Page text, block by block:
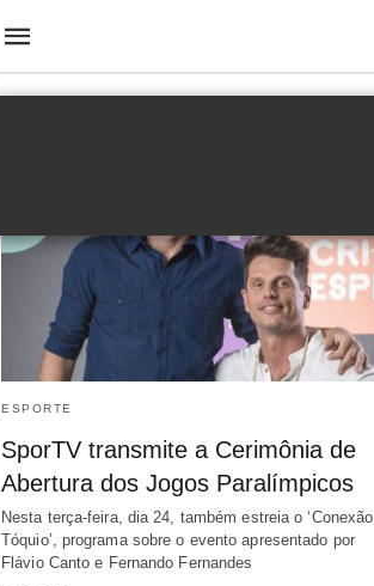
ESPORTE
SporTV transmite a Cerimônia de
Abertura dos Jogos Paralímpicos
Nesta terça-feira, dia 24, também estreia o ‘Conexão
Tóquio’, programa sobre o evento apresentado por
Flávio Canto e Fernando Fernandes